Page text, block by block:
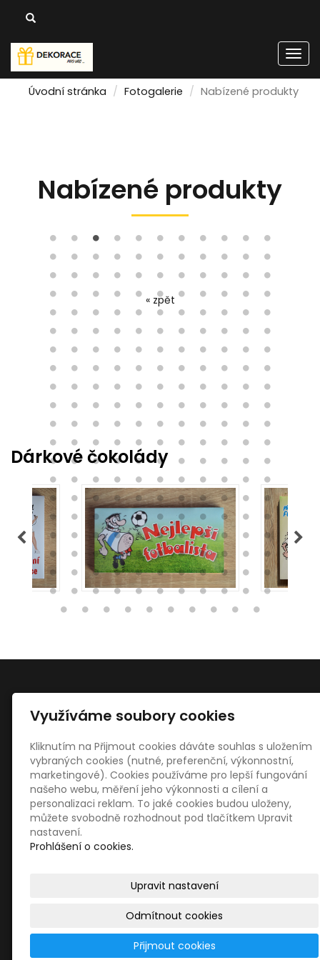
Úvodní stránka Fotogalerie Nabízené produkty
Nabízené produkty
« zpět
Dárkové čokolády
Jaroslav Starý
Újezd u Rosic 130, 664 84
info@dekoraceprovas.cz
777 209 579, 736 617 649
Jaroslav Starý– ...udělejte radost sobě i
webové stránkys AI,doména
Využíváme soubory cookies
Kliknutím na Přijmout cookies dáváte souhlas s uložením
vybraných cookies (nutné, preferenční, výkonnostní,
marketingové). Cookies používáme pro lepší fungování
našeho webu, měření jeho výkonnosti a cílení a
personalizaci reklam. To jaké cookies budou uloženy,
můžete svobodně rozhodnout pod tlačítkem Upravit
nastavení.
Prohlášení o cookies.
Upravit nastavení
Odmítnout cookies
Přijmout cookies